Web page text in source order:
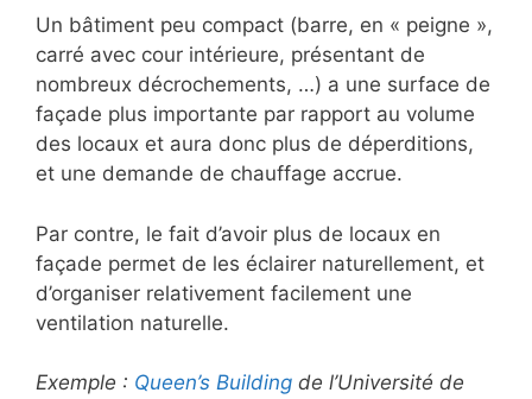
Un bâtiment peu compact (barre, en « peigne »,
carré avec cour intérieure, présentant de
nombreux décrochements, …) a une surface de
façade plus importante par rapport au volume
des locaux et aura donc plus de déperditions,
et une demande de chauffage accrue.
Par contre, le fait d’avoir plus de locaux en
façade permet de les éclairer naturellement, et
d’organiser relativement facilement une
ventilation naturelle.
Exemple : Queen’s Building de l’Université de